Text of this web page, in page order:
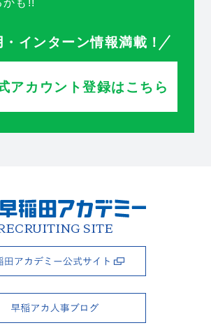
・インターン情報満載！
アカウント登録はこちら
SITE
SITE